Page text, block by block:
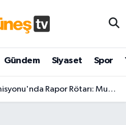
Gündem Siyaset Spor
Rötarı: Muhalefet Şerh Hazırlığında!